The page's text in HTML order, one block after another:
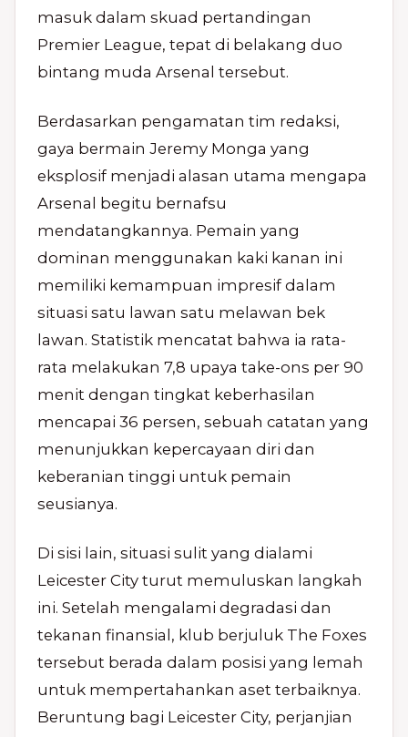
masuk dalam skuad pertandingan
Premier League, tepat di belakang duo
bintang muda Arsenal tersebut.
Berdasarkan pengamatan tim redaksi,
gaya bermain Jeremy Monga yang
eksplosif menjadi alasan utama mengapa
Arsenal begitu bernafsu
mendatangkannya. Pemain yang
dominan menggunakan kaki kanan ini
memiliki kemampuan impresif dalam
situasi satu lawan satu melawan bek
lawan. Statistik mencatat bahwa ia rata-
rata melakukan 7,8 upaya take-ons per 90
menit dengan tingkat keberhasilan
mencapai 36 persen, sebuah catatan yang
menunjukkan kepercayaan diri dan
keberanian tinggi untuk pemain
seusianya.
Di sisi lain, situasi sulit yang dialami
Leicester City turut memuluskan langkah
ini. Setelah mengalami degradasi dan
tekanan finansial, klub berjuluk The Foxes
tersebut berada dalam posisi yang lemah
untuk mempertahankan aset terbaiknya.
Beruntung bagi Leicester City, perjanjian